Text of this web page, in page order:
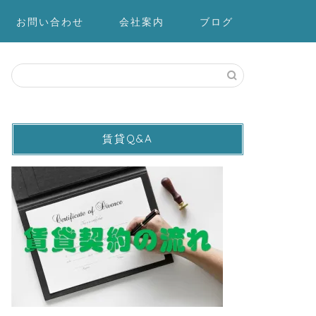
お問い合わせ 会社案内 ブログ
賃貸Q&A